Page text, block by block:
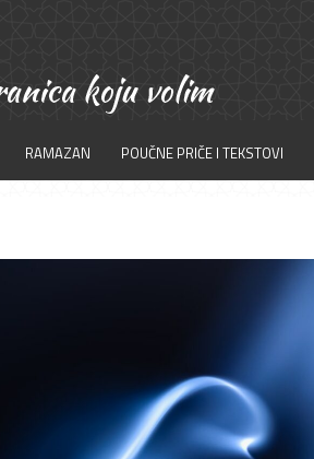
RAMAZAN POUČNE PRIČE I TEKSTOVI